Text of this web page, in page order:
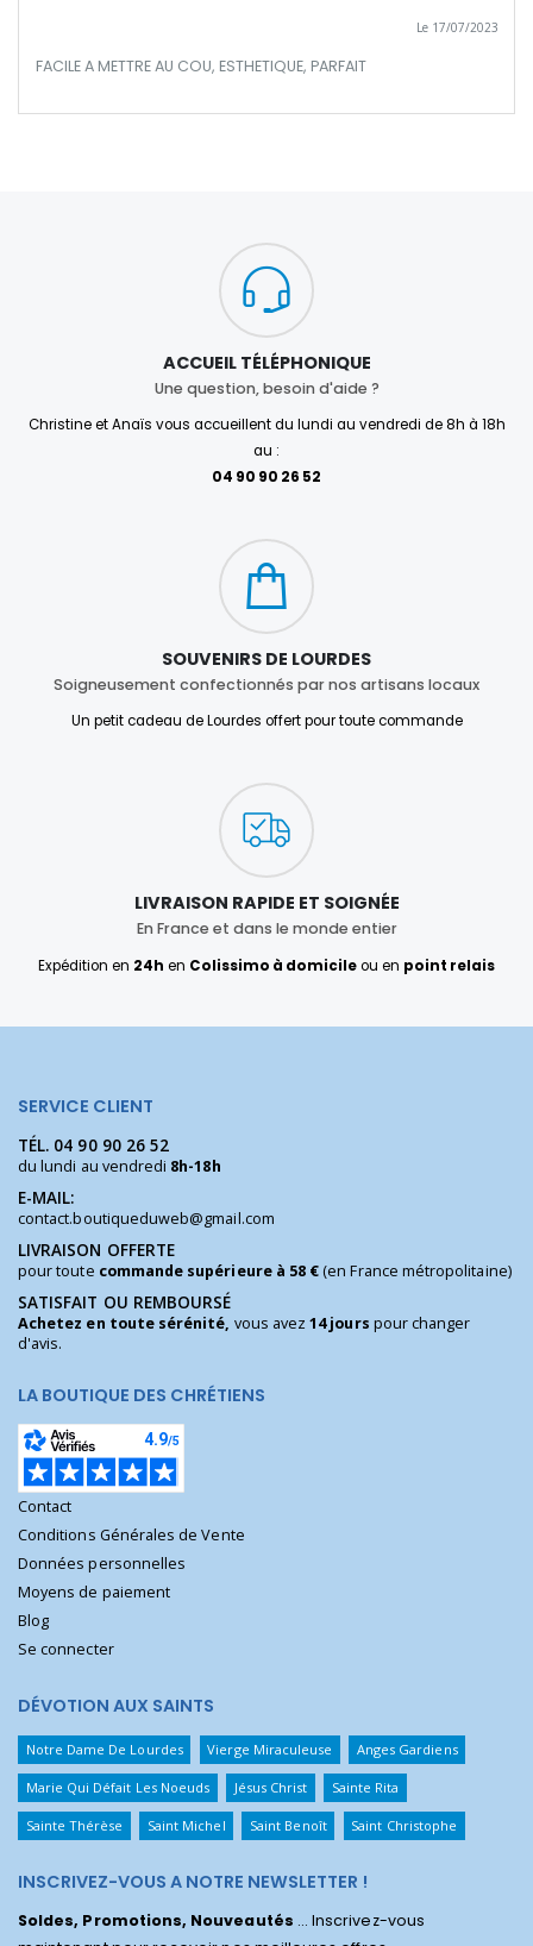
Le 17/07/2023
FACILE A METTRE AU COU, ESTHETIQUE, PARFAIT
ACCUEIL TÉLÉPHONIQUE
Une question, besoin d'aide ?
Christine et Anaïs vous accueillent du lundi au vendredi de 8h à 18h
au :
04 90 90 26 52
SOUVENIRS DE LOURDES
Soigneusement confectionnés par nos artisans locaux
Un petit cadeau de Lourdes offert pour toute commande
LIVRAISON RAPIDE ET SOIGNÉE
En France et dans le monde entier
Expédition en 24h en Colissimo à domicileou en point relais
SERVICE CLIENT
TÉL. 04 90 90 26 52
du lundi au vendredi 8h-18h
E-MAIL:
contact.boutiqueduweb@gmail.com
LIVRAISON OFFERTE
pour toute commande supérieure à 58 €(en France métropolitaine)
SATISFAIT OU REMBOURSÉ
Achetez en toute sérénité, vous avez14 jours pour changer
d'avis.
LA BOUTIQUE DES CHRÉTIENS
Contact
Conditions Générales de Vente
Données personnelles
Moyens de paiement
Blog
Se connecter
DÉVOTION AUX SAINTS
Notre Dame De Lourdes Vierge Miraculeuse Anges Gardiens
Marie Qui Défait Les Noeuds Jésus Christ Sainte Rita
Sainte Thérèse Saint Michel Saint Benoît Saint Christophe
INSCRIVEZ-VOUS A NOTRE NEWSLETTER !
Soldes, Promotions, Nouveautés ... Inscrivez-vous